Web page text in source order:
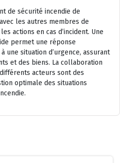
de sécurité incendie de
les autres membres de
actions en cas d’incident. Une
permet une réponse
une situation d’urgence, assurant
et des biens. La collaboration
acteurs sont des
optimale des situations